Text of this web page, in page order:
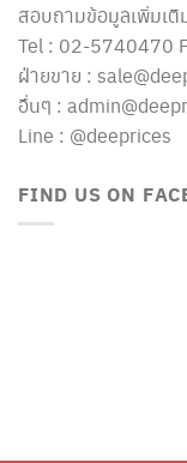
สอบถามข้อมูลเพิ่มเติ
Tel : 02-5740470
ฝ่ายขาย :
อื่นๆ :
Line : @deeprices
FIND US ON